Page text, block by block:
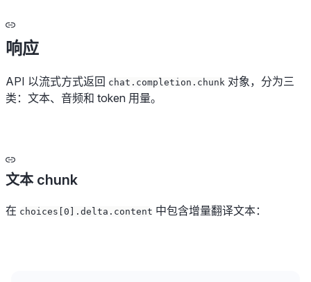
响应
API 以流式方式返回 chat.completion.chunk 对象，分为三
类：文本、音频和 token 用量。
文本 chunk
在 choices[0].delta.content 中包含增量翻译文本：